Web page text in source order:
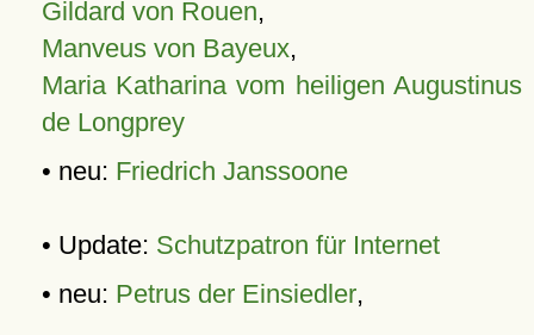
Gildard von Rouen,
Manveus von Bayeux,
Maria Katharina vom heiligen Augustinus
de Longprey
• neu: Friedrich Janssoone
• Update: Schutzpatron für Internet
• neu: Petrus der Einsiedler,